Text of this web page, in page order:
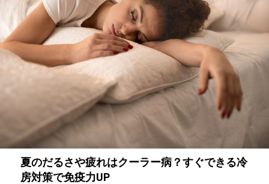
夏のだるさや疲れはクーラー病？すぐできる冷
房対策で免疫力UP